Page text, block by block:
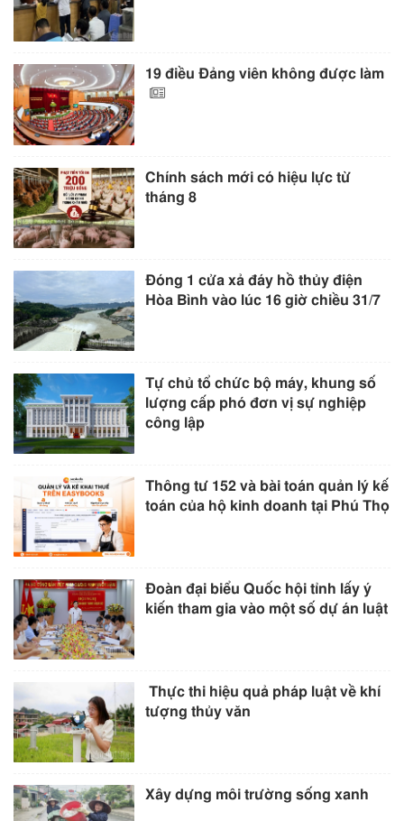
19 điều Đảng viên không được làm
Chính sách mới có hiệu lực từ
tháng 8
Đóng 1 cửa xả đáy hồ thủy điện
Hòa Bình vào lúc 16 giờ chiều 31/7
Tự chủ tổ chức bộ máy, khung số
lượng cấp phó đơn vị sự nghiệp
công lập
Thông tư 152 và bài toán quản lý kế
toán của hộ kinh doanh tại Phú Thọ
Đoàn đại biểu Quốc hội tỉnh lấy ý
kiến tham gia vào một số dự án luật
Thực thi hiệu quả pháp luật về khí
tượng thủy văn
Xây dựng môi trường sống xanh